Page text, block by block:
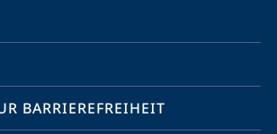
BARRIEREFREIHEIT